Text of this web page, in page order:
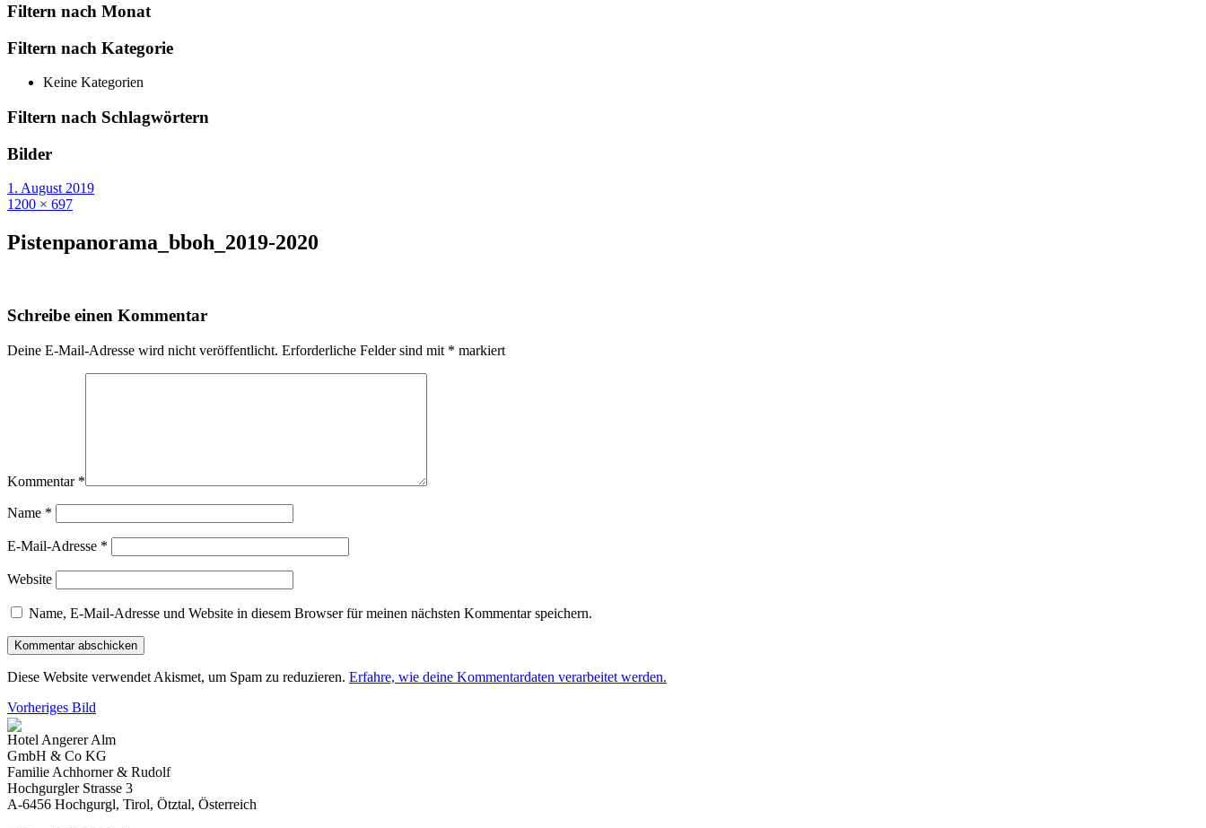
Filtern nach Monat
Filtern nach Kategorie
Keine Kategorien
Filtern nach Schlagwörtern
Bilder
1. August 2019
1200 × 697
Pistenpanorama_bboh_2019-2020
Schreibe einen Kommentar
Deine E-Mail-Adresse wird nicht veröffentlicht. Erforderliche Felder sind mit * markiert
Kommentar *
Name *
E-Mail-Adresse *
Website
Name, E-Mail-Adresse und Website in diesem Browser für meinen nächsten Kommentar speichern.
Diese Website verwendet Akismet, um Spam zu reduzieren. Erfahre, wie deine Kommentardaten verarbeitet werden.
Vorheriges Bild
Hotel Angerer Alm
GmbH & Co KG
Familie Achhorner & Rudolf
Hochgurgler Strasse 3
A-6456 Hochgurgl, Tirol, Ötztal, Österreich